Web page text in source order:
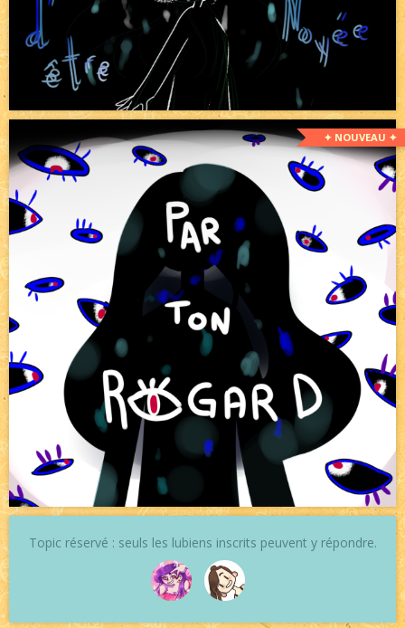
✦ NOUVEAU ✦
Topic réservé : seuls les lubiens inscrits peuvent y répondre.